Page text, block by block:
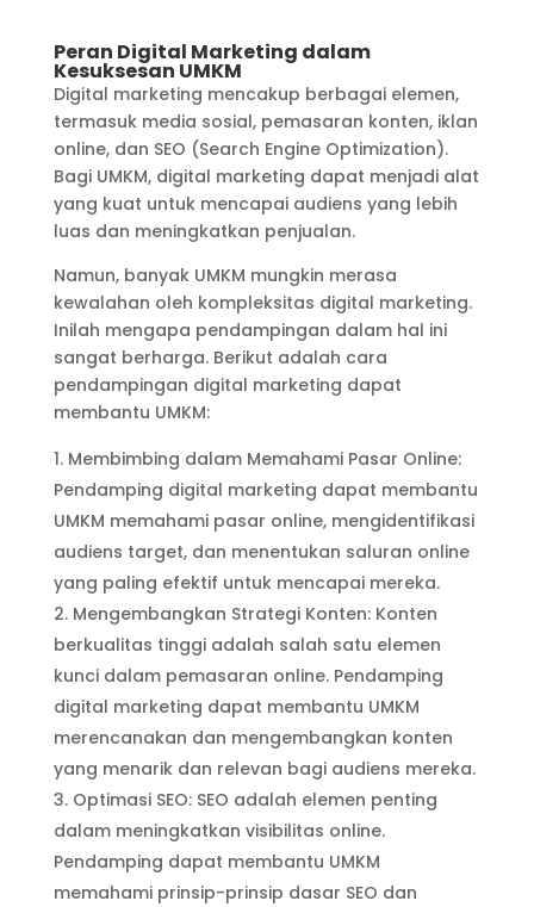
Peran Digital Marketing dalam
Kesuksesan UMKM
Digital marketing mencakup berbagai elemen,
termasuk media sosial, pemasaran konten, iklan
online, dan SEO (Search Engine Optimization).
Bagi UMKM, digital marketing dapat menjadi alat
yang kuat untuk mencapai audiens yang lebih
luas dan meningkatkan penjualan.
Namun, banyak UMKM mungkin merasa
kewalahan oleh kompleksitas digital marketing.
Inilah mengapa pendampingan dalam hal ini
sangat berharga. Berikut adalah cara
pendampingan digital marketing dapat
membantu UMKM:
Membimbing dalam Memahami Pasar Online:
Pendamping digital marketing dapat membantu
UMKM memahami pasar online, mengidentifikasi
audiens target, dan menentukan saluran online
yang paling efektif untuk mencapai mereka.
Mengembangkan Strategi Konten: Konten
berkualitas tinggi adalah salah satu elemen
kunci dalam pemasaran online. Pendamping
digital marketing dapat membantu UMKM
merencanakan dan mengembangkan konten
yang menarik dan relevan bagi audiens mereka.
Optimasi SEO: SEO adalah elemen penting
dalam meningkatkan visibilitas online.
Pendamping dapat membantu UMKM
memahami prinsip-prinsip dasar SEO dan